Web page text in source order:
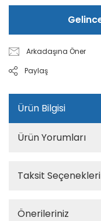
Arkadaşına Öner
Paylaş
Ürün Bilgisi
Ürün Yorumları
Taksit Seçenekleri
Önerileriniz